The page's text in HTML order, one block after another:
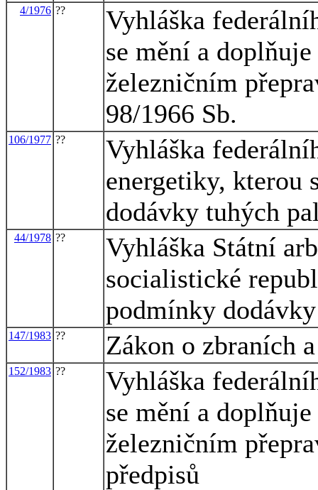
4/1976 ??
Vyhláška
se mění a
železničním
98/1966 Sb.
106/1977 ??
Vyhláška
energetiky, kterou
dodávky tuhých
44/1978 ??
Vyhláška Státní
socialistické
podmínky
147/1983 ?? Zákon o zbraních
152/1983 ??
Vyhláška
se mění a
železničním
předpisů